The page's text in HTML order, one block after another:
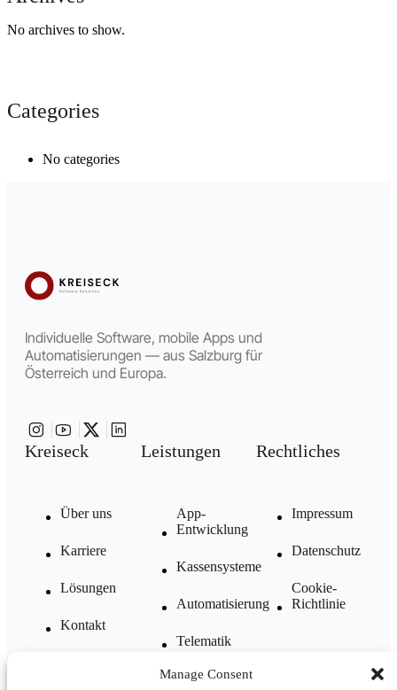
Manage Consent
No archives to show.
Categories
No categories
Individuelle Software, mobile Apps und
Automatisierungen — aus Salzburg für
Österreich und Europa.
Kreiseck
Über uns
Karriere
Lösungen
Kontakt
Leistungen
App-
Entwicklung
Kassensysteme
Automatisierung
Telematik
Komplettlösungen
Rechtliches
Impressum
Datenschutz
Cookie-
Richtlinie